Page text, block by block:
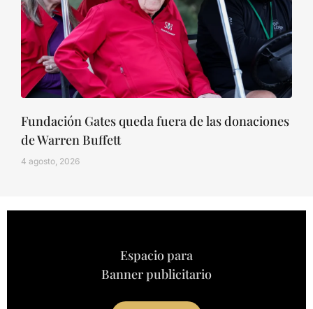
Fundación Gates queda fuera de las donaciones
de Warren Buffett
4 agosto, 2026
Espacio para
Banner publicitario